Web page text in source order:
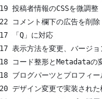
者情報のCSSを微調整
メント欄下の広告を削除
Q」に対応
方法を変更、バージョ
ード整形とMetadataの
グパーツとプロフィール
イン変更で実装された機